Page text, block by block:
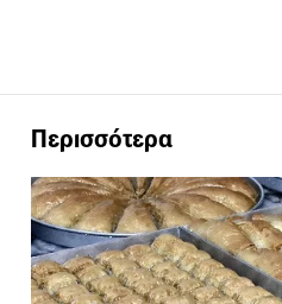
Περισσότερα